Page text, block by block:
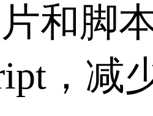
和脚
，